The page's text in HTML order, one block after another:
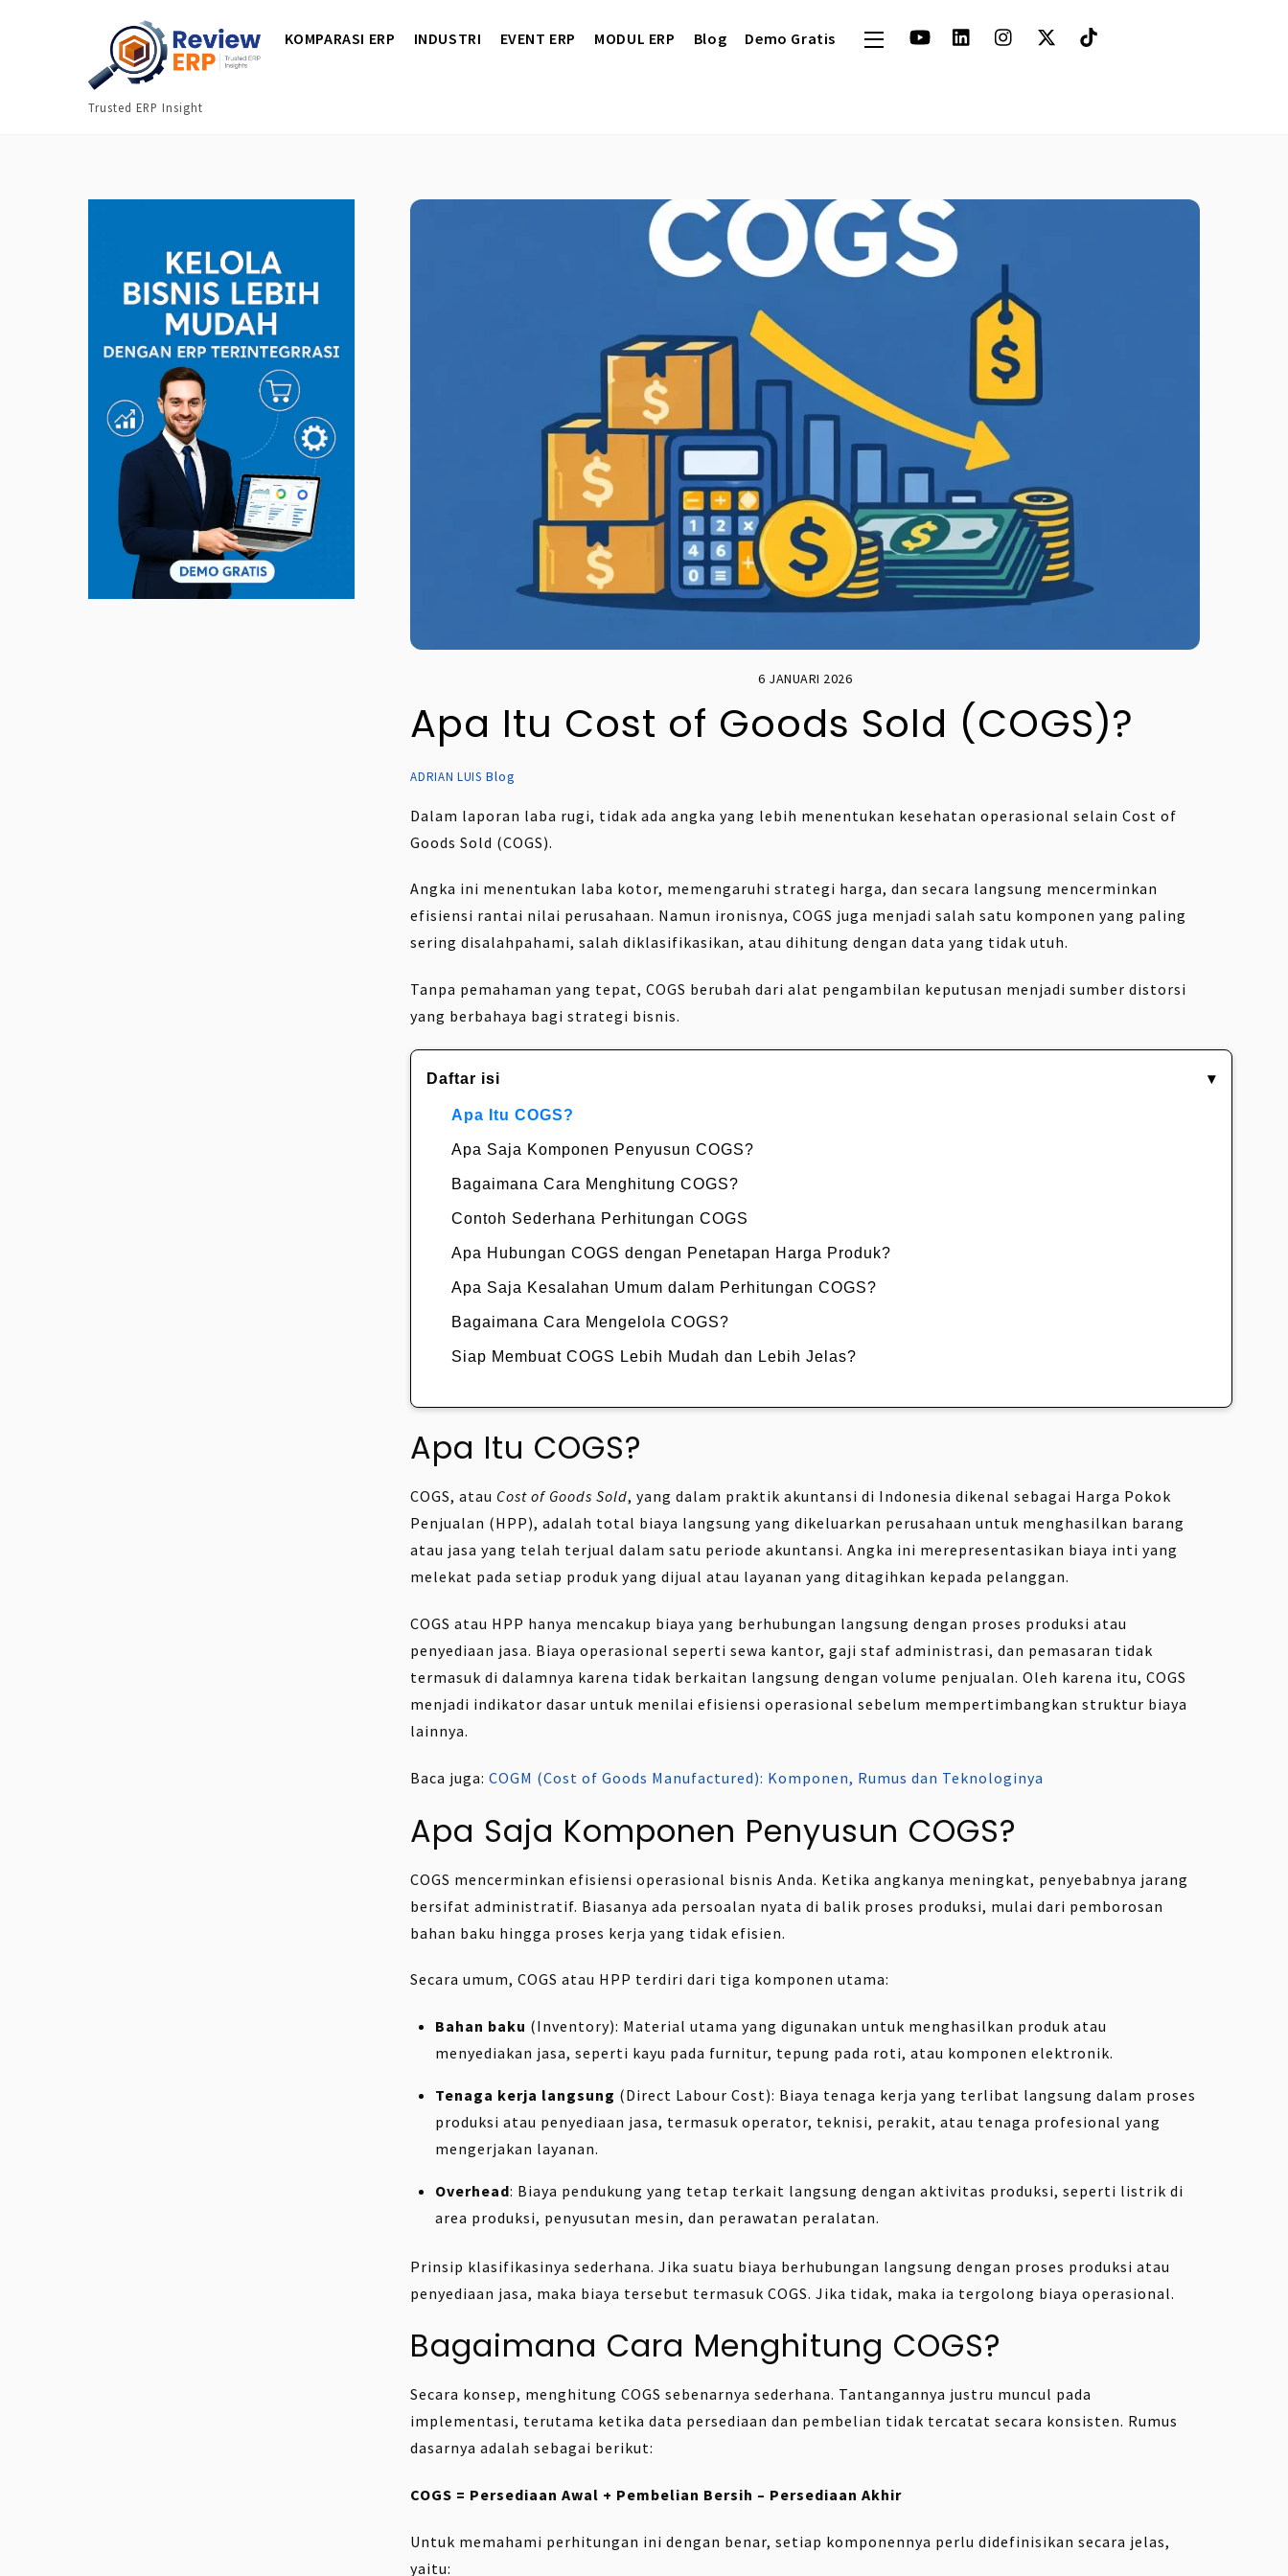
Trusted ERP Insight
KOMPARASI ERP INDUSTRI EVENT ERP MODUL ERP Blog Demo Gratis Widgets
6 JANUARI 2026
Apa Itu Cost of Goods Sold (COGS)?
ADRIAN LUIS Blog
Dalam laporan laba rugi, tidak ada angka yang lebih menentukan kesehatan operasional selain Cost of
Goods Sold (COGS).
Angka ini menentukan laba kotor, memengaruhi strategi harga, dan secara langsung mencerminkan
efisiensi rantai nilai perusahaan. Namun ironisnya, COGS juga menjadi salah satu komponen yang paling
sering disalahpahami, salah diklasifikasikan, atau dihitung dengan data yang tidak utuh.
Tanpa pemahaman yang tepat, COGS berubah dari alat pengambilan keputusan menjadi sumber distorsi
yang berbahaya bagi strategi bisnis.
Daftar isi ▾
Apa Itu COGS?
Apa Saja Komponen Penyusun COGS?
Bagaimana Cara Menghitung COGS?
Contoh Sederhana Perhitungan COGS
Apa Hubungan COGS dengan Penetapan Harga Produk?
Apa Saja Kesalahan Umum dalam Perhitungan COGS?
Bagaimana Cara Mengelola COGS?
Siap Membuat COGS Lebih Mudah dan Lebih Jelas?
Apa Itu COGS?
COGS, atau Cost of Goods Sold, yang dalam praktik akuntansi di Indonesia dikenal sebagai Harga Pokok
Penjualan (HPP), adalah total biaya langsung yang dikeluarkan perusahaan untuk menghasilkan barang
atau jasa yang telah terjual dalam satu periode akuntansi. Angka ini merepresentasikan biaya inti yang
melekat pada setiap produk yang dijual atau layanan yang ditagihkan kepada pelanggan.
COGS atau HPP hanya mencakup biaya yang berhubungan langsung dengan proses produksi atau
penyediaan jasa. Biaya operasional seperti sewa kantor, gaji staf administrasi, dan pemasaran tidak
termasuk di dalamnya karena tidak berkaitan langsung dengan volume penjualan. Oleh karena itu, COGS
menjadi indikator dasar untuk menilai efisiensi operasional sebelum mempertimbangkan struktur biaya
lainnya.
Baca juga:COGM (Cost of Goods Manufactured): Komponen, Rumus dan Teknologinya
Apa Saja Komponen Penyusun COGS?
COGS mencerminkan efisiensi operasional bisnis Anda. Ketika angkanya meningkat, penyebabnya jarang
bersifat administratif. Biasanya ada persoalan nyata di balik proses produksi, mulai dari pemborosan
bahan baku hingga proses kerja yang tidak efisien.
Secara umum, COGS atau HPP terdiri dari tiga komponen utama:
Bahan baku (Inventory): Material utama yang digunakan untuk menghasilkan produk atau
menyediakan jasa, seperti kayu pada furnitur, tepung pada roti, atau komponen elektronik.
Tenaga kerja langsung (Direct Labour Cost): Biaya tenaga kerja yang terlibat langsung dalam proses
produksi atau penyediaan jasa, termasuk operator, teknisi, perakit, atau tenaga profesional yang
mengerjakan layanan.
Overhead: Biaya pendukung yang tetap terkait langsung dengan aktivitas produksi, seperti listrik di
area produksi, penyusutan mesin, dan perawatan peralatan.
Prinsip klasifikasinya sederhana. Jika suatu biaya berhubungan langsung dengan proses produksi atau
penyediaan jasa, maka biaya tersebut termasuk COGS. Jika tidak, maka ia tergolong biaya operasional.
Bagaimana Cara Menghitung COGS?
Secara konsep, menghitung COGS sebenarnya sederhana. Tantangannya justru muncul pada
implementasi, terutama ketika data persediaan dan pembelian tidak tercatat secara konsisten. Rumus
dasarnya adalah sebagai berikut:
COGS = Persediaan Awal + Pembelian Bersih – Persediaan Akhir
Untuk memahami perhitungan ini dengan benar, setiap komponennya perlu didefinisikan secara jelas,
yaitu: